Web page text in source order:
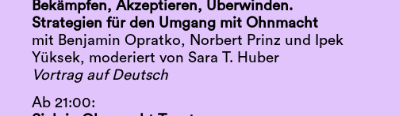
Bekämpfen, Akzeptieren, Überwinden.
Strategien für den Umgang mit Ohnmacht
mit Benjamin Opratko, Norbert Prinz und Ipek
Yüksek, moderiert von Sara T. Huber
Vortrag auf Deutsch
Ab 21:00: